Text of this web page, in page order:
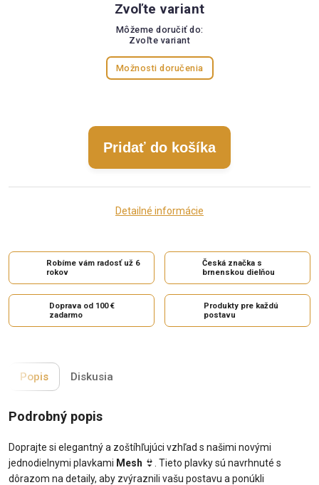
Zvoľte variant
Môžeme doručiť do:
Zvoľte variant
Možnosti doručenia
Pridať do košíka
Detailné informácie
Robíme vám radosť už 6
rokov
Česká značka s
brnenskou dielňou
Doprava od 100 €
zadarmo
Produkty pre každú
postavu
Popis Diskusia
Podrobný popis
Doprajte si elegantný a zoštíhľujúci vzhľad s našimi novými
jednodielnymi plavkami Mesh 👙 . Tieto plavky sú navrhnuté s
dôrazom na detaily, aby zvýraznili vašu postavu a ponúkli